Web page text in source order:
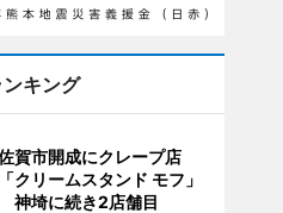
キング
賀市開成にクレープ店
「クリームスタンド モフ」
神埼に続き2店舗目